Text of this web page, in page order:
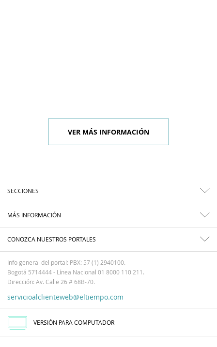
VER MÁS INFORMACIÓN
SECCIONES
MÁS INFORMACIÓN
CONOZCA NUESTROS PORTALES
Info general del portal: PBX: 57 (1) 2940100.
Bogotá 5714444 - Línea Nacional 01 8000 110 211.
Dirección: Av. Calle 26 # 68B-70.
servicioalclienteweb@eltiempo.com
VERSIÓN PARA COMPUTADOR